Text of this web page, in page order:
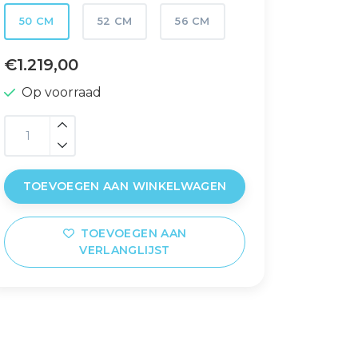
50 CM 52 CM 56 CM
€1.219,00
Op voorraad
TOEVOEGEN AAN WINKELWAGEN
TOEVOEGEN AAN
VERLANGLIJST